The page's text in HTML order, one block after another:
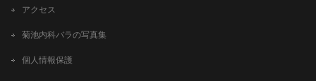
アクセス
菊池内科バラの写真集
個人情報保護